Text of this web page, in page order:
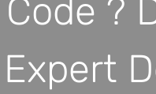
Code ?
Expert